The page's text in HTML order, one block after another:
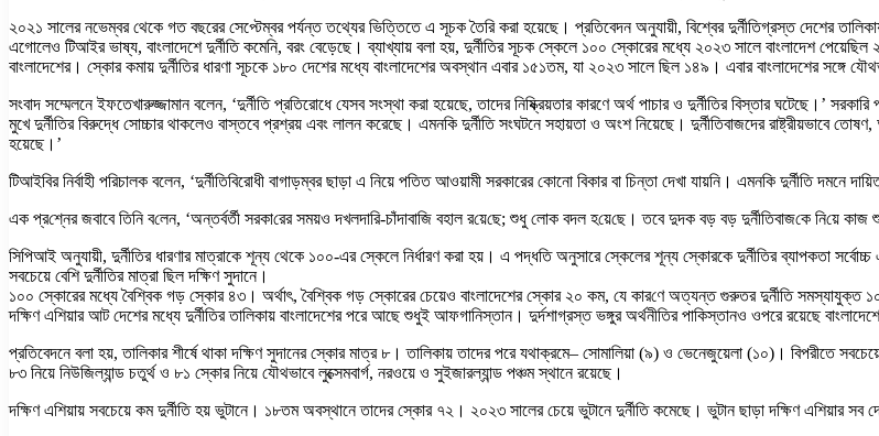
২০২১ সালের নভেম্বর থেকে গত বছরের সেপ্টেম্বর পর্যন্ত তথ্যের ভিত্তিতে এ সূচক তৈরি করা হয়েছে। প্রতিবেদন অনুযায়ী, বিশ্বের দুর্নীতিগ্রস্ত দেশের
এগোলেও টিআইর ভাষ্য, বাংলাদেশে দুর্নীতি কমেনি, বরং বেড়েছে। ব্যাখ্যায় বলা হয়, দুর্নীতির সূচক স্কেলে ১০০ স্কোরের মধ্যে ২০২৩ সালে বাংলাদেশ
বাংলাদেশের। স্কোর কমায় দুর্নীতির ধারণা সূচকে ১৮০ দেশের মধ্যে বাংলাদেশের অবস্থান এবার ১৫১তম, যা ২০২৩ সালে ছিল ১৪৯। এবার বাংলাদেশের সঙ্গে
সংবাদ সম্মেলনে ইফতেখারুজ্জামান বলেন, ‘দুর্নীতি প্রতিরোধে যেসব সংস্থা করা হয়েছে, তাদের নিষ্ক্রিয়তার কারণে অর্থ পাচার ও দুর্নীতির বিস্তার ঘটেছে।’
মুখে দুর্নীতির বিরুদ্ধে সোচ্চার থাকলেও বাস্তবে প্রশ্রয় এবং লালন করেছে। এমনকি দুর্নীতি সংঘটনে সহায়তা ও অংশ নিয়েছে। দুর্নীতিবাজদের রাষ্ট্রীয়ভাবে
হয়েছে।’
টিআইবির নির্বাহী পরিচালক বলেন, ‘দুর্নীতিবিরোধী বাগাড়ম্বর ছাড়া এ নিয়ে পতিত আওয়ামী সরকারের কোনো বিকার বা চিন্তা দেখা যায়নি। এমনকি দুর্নীতি দমনে
এক প্র‌শ্নের জবাবে তিনি ব‌লেন, ‘অন্তর্বর্তী সরকা‌রের সম‌য়ও দখলদারি-চাঁদাবাজি বহাল র‌য়ে‌ছে; শুধু লোক বদল হ‌য়ে‌ছে। তবে দুদক বড় বড় দুর্নী‌তিবাজ‌কে নি‌য়ে
সিপিআই অনুযায়ী, দুর্নীতির ধারণার মাত্রাকে শূন্য থেকে ১০০-এর স্কেলে নির্ধারণ করা হয়। এ পদ্ধতি অনুসারে স্কেলের শূন্য স্কোরকে দুর্নীতির ব্যাপকতা
সবচেয়ে বেশি দুর্নীতির মাত্রা ছিল দক্ষিণ সুদানে।
১০০ স্কোরের মধ্যে বৈশ্বিক গড় স্কোর ৪৩। অর্থাৎ, বৈশ্বিক গড় স্কোরের চেয়েও বাংলাদেশের স্কোর ২০ কম, যে কার‌ণে অত্যন্ত গুরুতর দুর্নীতি সমস্যাযুক্ত
দক্ষিণ এশিয়ার আট দেশের মধ্যে দুর্নীতির তালিকায় বাংলাদেশের পরে আছে শুধুই আফগানিস্তান। দুর্দশাগ্রস্ত ভঙ্গুর অর্থনীতির পাকিস্তানও ওপরে রয়েছে
প্রতিবেদনে বলা হয়, তালিকার শীর্ষে থাকা দক্ষিণ সুদানের স্কোর মাত্র ৮। তালিকায় তাদের পরে যথাক্রমে– সোমালিয়া (৯) ও ভেনেজুয়েলা (১০)। বিপরীতে
৮৩ নিয়ে নিউজিল্যান্ড চতুর্থ ও ৮১ স্কোর নিয়ে যৌথভাবে লুক্সেমবার্গ, নরওয়ে ও সুইজারল্যান্ড পঞ্চম স্থানে রয়েছে।
দক্ষিণ এশিয়ায় সবচেয়ে কম দুর্নীতি হয় ভুটানে। ১৮তম অবস্থানে তাদের স্কোর ৭২। ২০২৩ সালের চেয়ে ভুটানে দুর্নীতি কমেছে। ভুটান ছাড়া দক্ষিণ এশিয়ার সব